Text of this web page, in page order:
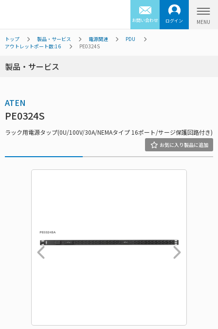
お問い合わせ ログイン
トップ 製品・サービス 電源関連
PDU
アウトレットポート数:16
PE0324S
製品・サービス
ATEN
PE0324S
ラック用電源タップ(0U/100V/30A/NEMAタイプ 16ポート/サージ保護回路付き)